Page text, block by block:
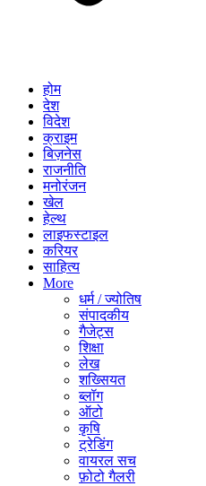
होम
देश
विदेश
क्राइम
बिज़नेस
राजनीति
मनोरंजन
खेल
हेल्थ
लाइफस्टाइल
करियर
साहित्य
More
धर्म / ज्योतिष
संपादकीय
गैजेट्स
शिक्षा
लेख
शख्सियत
ब्लॉग
ऑटो
कृषि
ट्रेडिंग
वायरल सच
फ़ोटो गैलरी